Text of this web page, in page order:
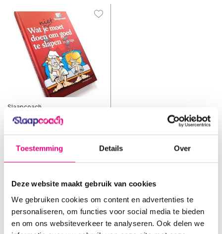
Toestemming Details Over
Deze website maakt gebruik van cookies
We gebruiken cookies om content en advertenties te
personaliseren, om functies voor social media te bieden
en om ons websiteverkeer te analyseren. Ook delen we
Slaapcoach
Wat je niet moet doen om
goed te slapen -
Vergelijk
Op voorraad
1-2 dagen
€7,95
Incl. btw